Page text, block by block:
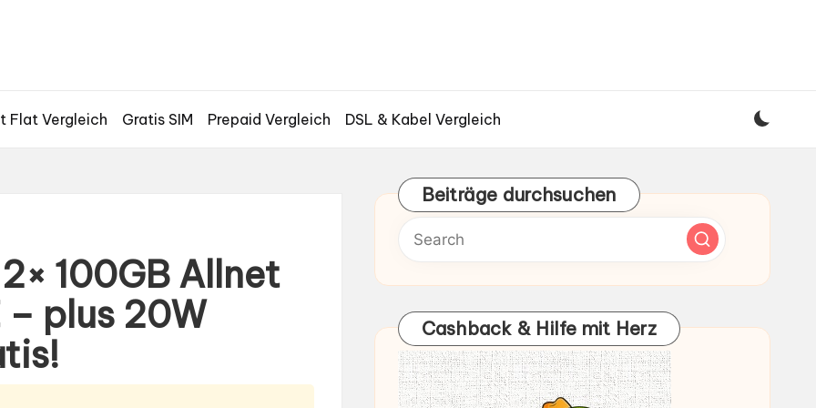
Flat Vergleich Gratis SIM Prepaid Vergleich DSL & Kabel Vergleich
100GB Allnet
plus 20W
Beiträge durchsuchen
Cashback & Hilfe mit Herz